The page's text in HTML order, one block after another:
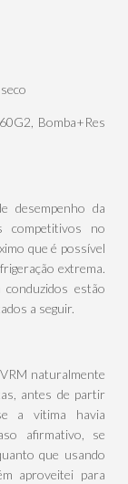
Bomba+Res
desempenho da
competitivos no
que é possível
extrema.
estão
a seguir.
naturalmente
antes de partir
a vitima havia
afirmativo, se
que usando
aproveitei para